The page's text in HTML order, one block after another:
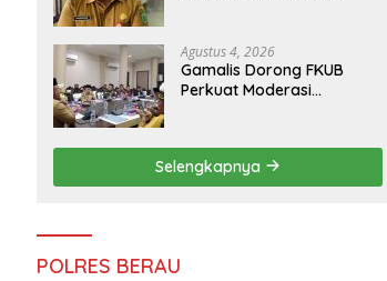
Agustus 4, 2026
Gamalis Dorong FKUB
Perkuat Moderasi
Persatuan
Selengkapnya
POLRES BERAU